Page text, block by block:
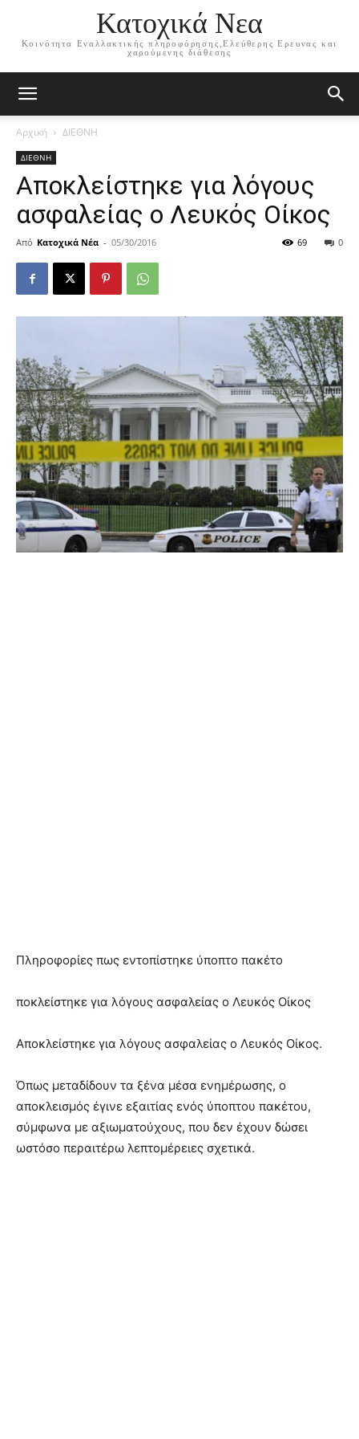
Κατοχικά Νεα
Κοινότητα Εναλλακτικής πληροφόρησης,Ελεύθερης Ερευνας και
χαρούμενης διάθεσης
Αρχική ΔΙΕΘΝΗ
ΔΙΕΘΝΗ
Αποκλείστηκε για λόγους
ασφαλείας ο Λευκός Οίκος
Από Κατοχικά Νέα - 05/30/2016 0
69
Πληροφορίες πως εντοπίστηκε ύποπτο πακέτο
ποκλείστηκε για λόγους ασφαλείας ο Λευκός Οίκος
Αποκλείστηκε για λόγους ασφαλείας ο Λευκός Οίκος.
Όπως μεταδίδουν τα ξένα μέσα ενημέρωσης, ο
αποκλεισμός έγινε εξαιτίας ενός ύποπτου πακέτου,
σύμφωνα με αξιωματούχους, που δεν έχουν δώσει
ωστόσο περαιτέρω λεπτομέρειες σχετικά.